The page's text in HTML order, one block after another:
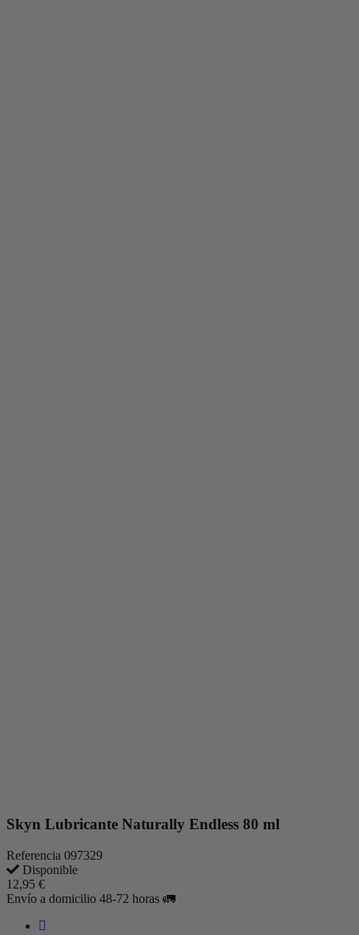
Skyn Lubricante Naturally Endless 80 ml
Referencia 097329
Disponible
12,95 €
Envío a domicilio 48-72 horas 🚛